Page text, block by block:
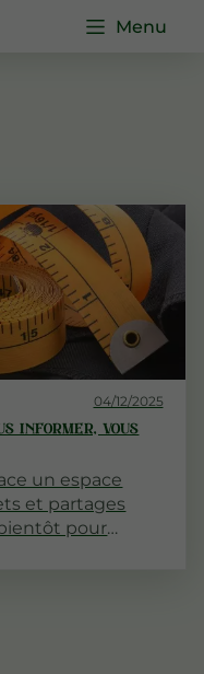
Menu
04/12/2025
informer, vous
un espace
et partages
pour